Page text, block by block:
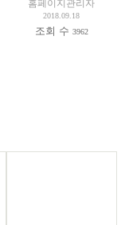
홈페이지관리자
2018.09.18
조회 수 3962